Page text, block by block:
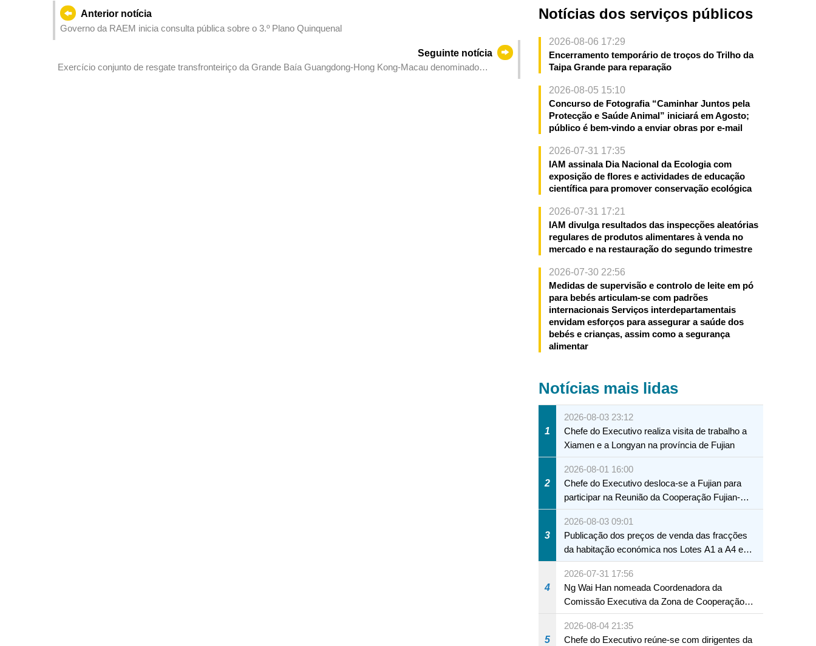
Anterior notícia
Governo da RAEM inicia consulta pública sobre o 3.º Plano Quinquenal
Seguinte notícia
Exercício conjunto de resgate transfronteiriço da Grande Baía Guangdong-Hong Kong-Macau denominado
Notícias dos serviços públicos
2026-08-06 17:29
Encerramento temporário de troços do Trilho da
Taipa Grande para reparação
2026-08-05 15:10
Concurso de Fotografia “Caminhar Juntos pela
Protecção e Saúde Animal” iniciará em Agosto;
público é bem-vindo a enviar obras por e-mail
2026-07-31 17:35
IAM assinala Dia Nacional da Ecologia com
exposição de flores e actividades de educação
científica para promover conservação ecológica
2026-07-31 17:21
IAM divulga resultados das inspecções aleatórias
regulares de produtos alimentares à venda no
mercado e na restauração do segundo trimestre
2026-07-30 22:56
Medidas de supervisão e controlo de leite em pó
para bebés articulam-se com padrões
internacionais Serviços interdepartamentais
envidam esforços para assegurar a saúde dos
bebés e crianças, assim como a segurança
alimentar
Notícias mais lidas
1
2026-08-03 23:12
Chefe do Executivo realiza visita de trabalho a
Xiamen e a Longyan na província de Fujian
2
2026-08-01 16:00
Chefe do Executivo desloca-se a Fujian para
participar na Reunião da Cooperação Fujian-
Macau
3
2026-08-03 09:01
Publicação dos preços de venda das fracções
da habitação económica nos Lotes A1 a A4 e
A12 da Zona A dos Novos Aterros
4
2026-07-31 17:56
Ng Wai Han nomeada Coordenadora da
Comissão Executiva da Zona de Cooperação
Aprofundada entre Guangdong e Macau em
Hengqin
5
2026-08-04 21:35
Chefe do Executivo reúne-se com dirigentes da